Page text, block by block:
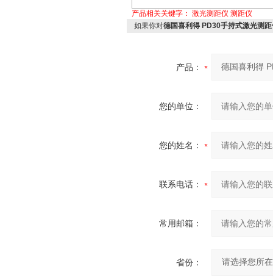
产品相关关键字： 激光测距仪 测距仪
如果你对德国喜利得 PD30手持式激光测
产品：
您的单位：
您的姓名：
联系电话：
常用邮箱：
省份：